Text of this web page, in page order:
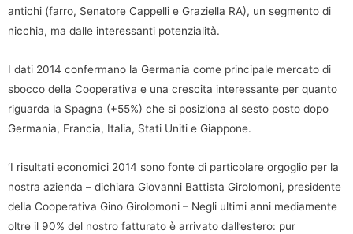
antichi (farro, Senatore Cappelli e Graziella RA), un segmento di
nicchia, ma dalle interessanti potenzialità.
I dati 2014 confermano la Germania come principale mercato di
sbocco della Cooperativa e una crescita interessante per quanto
riguarda la Spagna (+55%) che si posiziona al sesto posto dopo
Germania, Francia, Italia, Stati Uniti e Giappone.
‘I risultati economici 2014 sono fonte di particolare orgoglio per la
nostra azienda – dichiara Giovanni Battista Girolomoni, presidente
della Cooperativa Gino Girolomoni – Negli ultimi anni mediamente
oltre il 90% del nostro fatturato è arrivato dall’estero: pur